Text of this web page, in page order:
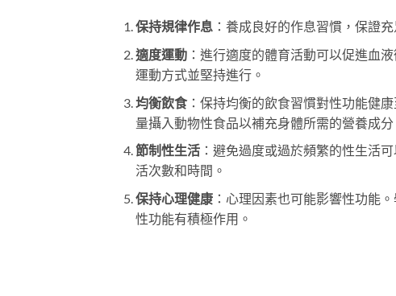
保持規律作息：養成良好的作息習慣，保證
適度運動：進行適度的體育活動可以促進血
運動方式並堅持進行。
均衡飲食：保持均衡的飲食習慣對性功能健
量攝入動物性食品以補充身體所需的營養成分
節制性生活：避免過度或過於頻繁的性生活
活次數和時間。
保持心理健康：心理因素也可能影響性功能
性功能有積極作用。